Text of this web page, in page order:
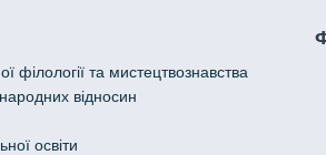
філології та мистецтвознавства
відносин
освіти